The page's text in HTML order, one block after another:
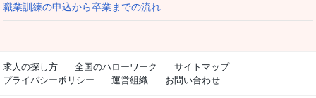
職業訓練の申込から卒業までの流れ
求人の探し方 全国のハローワーク
サイトマップ
プライバシーポリシー
運営組織 お問い合わせ